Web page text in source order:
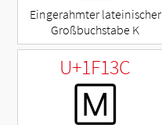
Eingerahmter lateinischer
Großbuchstabe K
U+1F13C
🄼